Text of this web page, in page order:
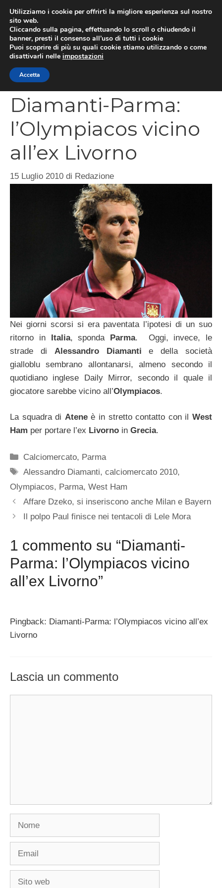
contenuto
Diamanti-Parma:
l’Olympiacos vicino
all’ex Livorno
15 Luglio 2010 di Redazione
Nei giorni scorsi si era paventata l’ipotesi di un suo
ritorno inItalia, sponda Parma. Oggi, invece, le
strade di Alessandro Diamanti e della società
gialloblu sembrano allontanarsi, almeno secondo il
quotidiano inglese Daily Mirror, secondo il quale il
giocatore sarebbe vicino all’Olympiacos.
La squadra di Ateneè in stretto contatto con ilWest
Ham per portare l’ex Livorno in Grecia.
Categorie
Calciomercato, Parma
Tag
Alessandro Diamanti,calciomercato 2010,
Olympiacos, Parma, West Ham
Affare Dzeko, si inseriscono anche Milan e Bayern
Il polpo Paul finisce nei tentacoli di Lele Mora
1 commento su “Diamanti-
Parma: l’Olympiacos vicino
all’ex Livorno”
Pingback: Diamanti-Parma: l’Olympiacos vicino all’ex
Livorno
Lascia un commento
Utilizziamo i cookie per offrirti la migliore esperienza sul nostro
sito web.
Cliccando sulla pagina, effettuando lo scroll o chiudendo il
banner, presti il consenso all’uso di tutti i cookie
Puoi scoprire di più su quali cookie stiamo utilizzando o come
disattivarli nelle impostazioni
Accetta